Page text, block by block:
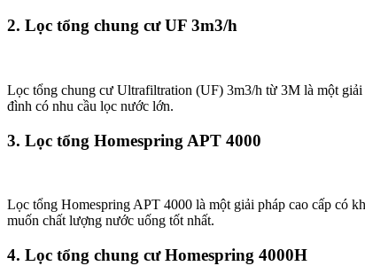
2. Lọc tổng chung cư UF 3m3/h
Lọc tổng chung cư Ultrafiltration (UF) 3m3/h từ 3M là một
đình có nhu cầu lọc nước lớn.
3. Lọc tổng Homespring APT 4000
Lọc tổng Homespring APT 4000 là một giải pháp cao cấp có
muốn chất lượng nước uống tốt nhất.
4. Lọc tổng chung cư Homespring 4000H